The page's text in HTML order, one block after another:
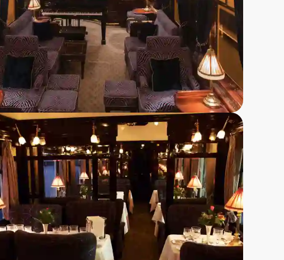
ostefat, kjeks og syltetøy
Venezia. Våre gjester velger som
som eier toget og omtales ofte som
togstasjonen er inkludert.
kapasitet.